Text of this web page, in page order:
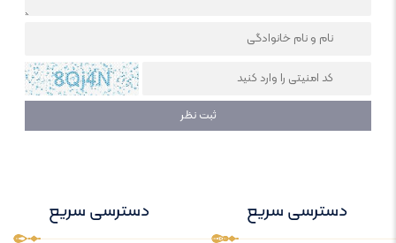
دسترسی سریع دسترسی سریع